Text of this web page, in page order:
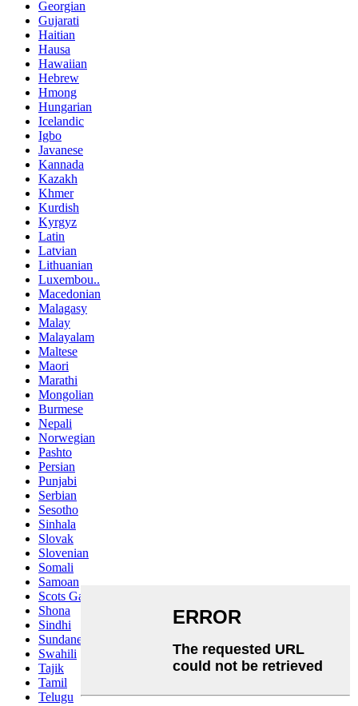
Georgian
Gujarati
Haitian
Hausa
Hawaiian
Hebrew
Hmong
Hungarian
Icelandic
Igbo
Javanese
Kannada
Kazakh
Khmer
Kurdish
Kyrgyz
Latin
Latvian
Lithuanian
Luxembou..
Macedonian
Malagasy
Malay
Malayalam
Maltese
Maori
Marathi
Mongolian
Burmese
Nepali
Norwegian
Pashto
Persian
Punjabi
Serbian
Sesotho
Sinhala
Slovak
Slovenian
Somali
Samoan
Scots Gaelic
Shona
Sindhi
Sundanese
Swahili
Tajik
Tamil
Telugu